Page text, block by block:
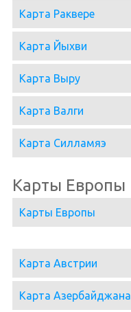
Карта Раквере
Карта Йыхви
Карта Выру
Карта Валги
Карта Силламяэ
Карты Европы
Карты Европы
Карта Австрии
Карта Азербайджана